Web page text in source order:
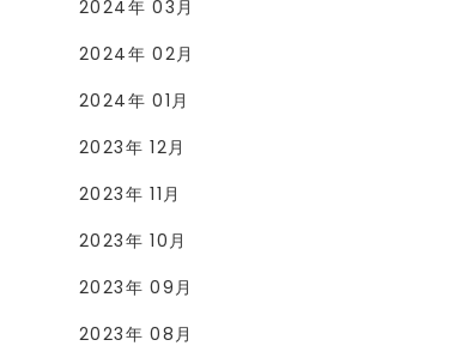
2024年 03月
2024年 02月
2024年 01月
2023年 12月
2023年 11月
2023年 10月
2023年 09月
2023年 08月